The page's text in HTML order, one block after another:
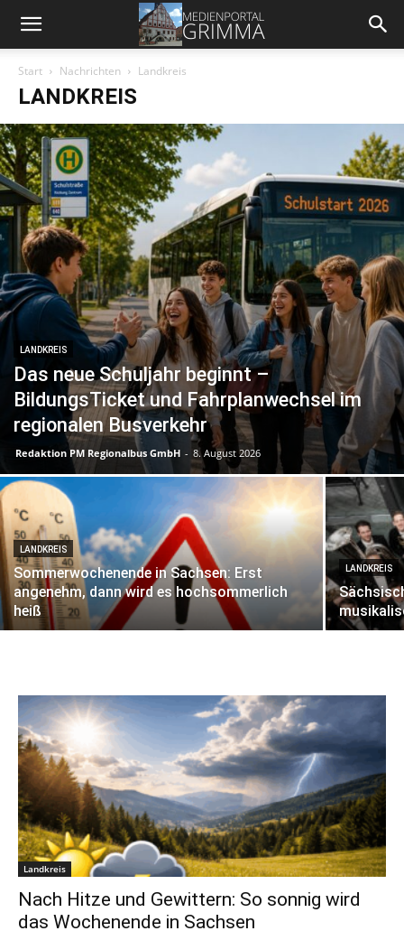
Start Nachrichten Landkreis
LANDKREIS
LANDKREIS
Das neue Schuljahr beginnt –
BildungsTicket und Fahrplanwechsel im
regionalen Busverkehr
Redaktion PM Regionalbus GmbH - 8. August 2026
LANDKREIS
Sommerwochenende in Sachsen: Erst
angenehm, dann wird es hochsommerlich
heiß
LANDKREIS
Landkreis
Nach Hitze und Gewittern: So sonnig wird
das Wochenende in Sachsen